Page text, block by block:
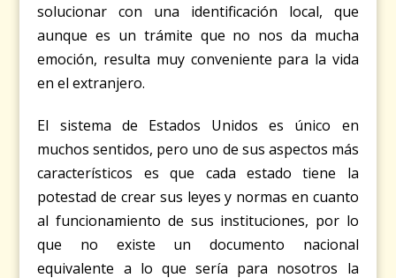
solucionar con una identificación local, que
aunque es un trámite que no nos da mucha
emoción, resulta muy conveniente para la vida
en el extranjero.
El sistema de Estados Unidos es único en
muchos sentidos, pero uno de sus aspectos más
característicos es que cada estado tiene la
potestad de crear sus leyes y normas en cuanto
al funcionamiento de sus instituciones, por lo
que no existe un documento nacional
equivalente a lo que sería para nosotros la